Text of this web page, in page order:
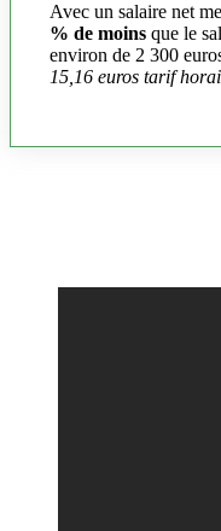
Avec un salaire net
% de moins que le
environ de 2 300
15,16 euros tarif